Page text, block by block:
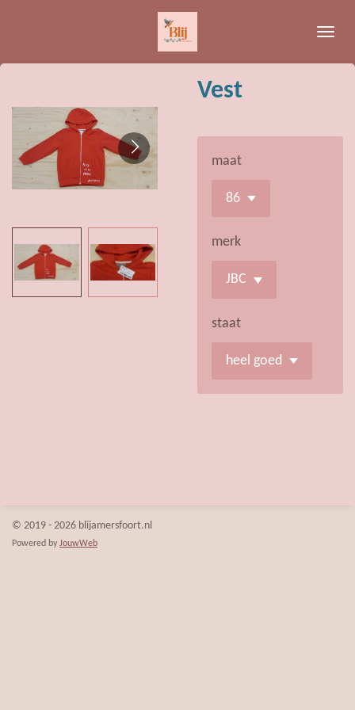
naar
hoofdinhoud
Vest
maat
merk
staat
© 2019 - 2026 blijamersfoort.nl
Powered by JouwWeb